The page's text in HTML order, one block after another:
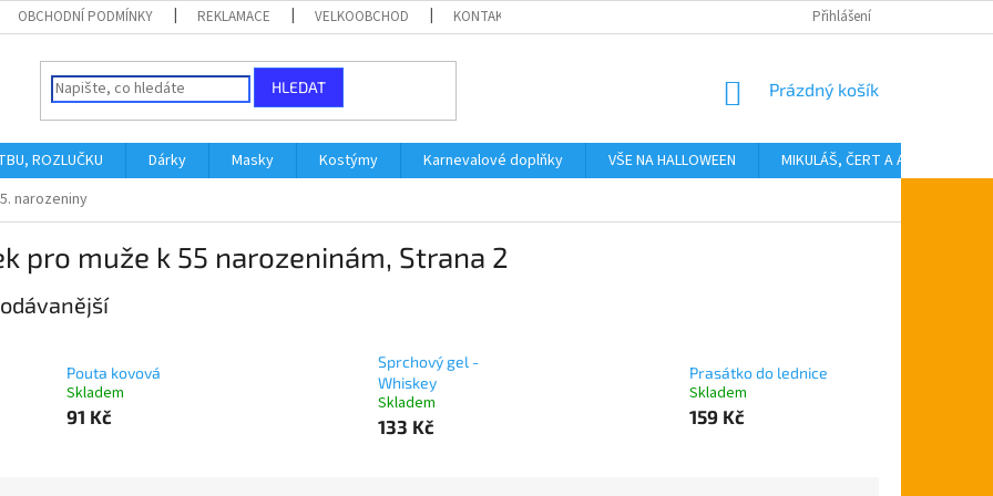
OBCHODNÍ PODMÍNKY REKLAMACE VELKOOBCHOD KONTAKTY Přihlášení
HLEDAT
NÁKUPNÍ
Prázdný košík
ROZLUČKU Dárky Masky Kostýmy Karnevalové doplňky VŠE NA HALLOWEEN MIKULÁŠ, ČERT A ANDĚL
narozeniny
pro muže k 55 narozeninám, Strana 2
Pouta kovová
Skladem
91 Kč
Sprchový gel -
Whiskey
Skladem
133 Kč
Prasátko do lednice
Skladem
159 Kč